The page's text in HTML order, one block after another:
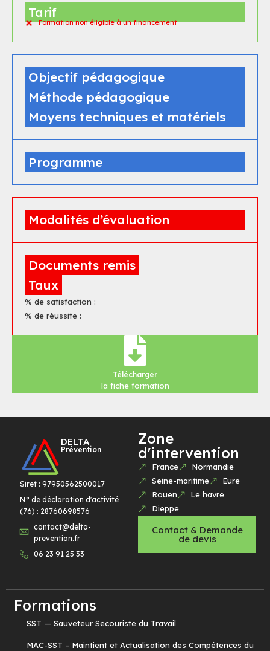
Tarif
Formation non éligible à un financement
Objectif pédagogique
Méthode pédagogique
Moyens techniques et matériels
Programme
Modalités d’évaluation
Documents remis
Taux
% de satisfaction :
% de réussite :
Télécharger
la fiche formation
DELTA
Prévention
Siret : 97950562500017
N° de déclaration d'activité
(76) : 28760698576
contact@delta-
prevention.fr
06 23 91 25 33
Zone
d'intervention
France
Normandie
Seine-maritime
Eure
Rouen
Le havre
Dieppe
Contact & Demande
de devis
Formations
SST — Sauveteur Secouriste du Travail
MAC-SST – Maintient et Actualisation des Compétences du